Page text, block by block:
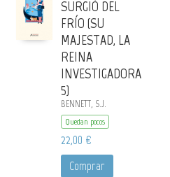
SURGIÓ DEL
FRÍO (SU
MAJESTAD, LA
REINA
INVESTIGADORA
5)
BENNETT, S.J.
Quedan pocos
22,00 €
Comprar